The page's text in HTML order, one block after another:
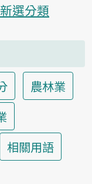
選分類
農林業
相關用語